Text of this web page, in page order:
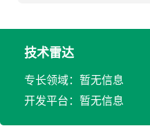
技术雷达
专长领域：暂无信息
开发平台：暂无信息